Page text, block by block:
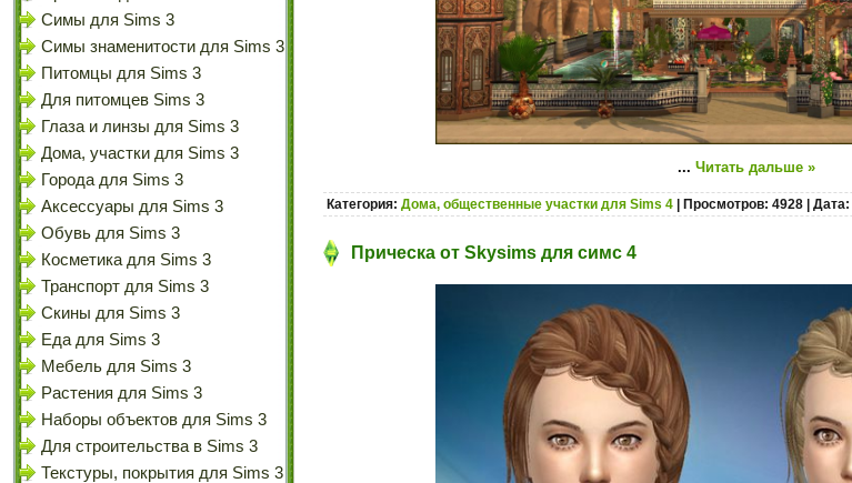
Симы для Sims 3
Симы знаменитости для Sims 3
Питомцы для Sims 3
Для питомцев Sims 3
Глаза и линзы для Sims 3
Дома, участки для Sims 3
Города для Sims 3
Аксессуары для Sims 3
Обувь для Sims 3
Косметика для Sims 3
Транспорт для Sims 3
Скины для Sims 3
Еда для Sims 3
Мебель для Sims 3
Растения для Sims 3
Наборы объектов для Sims 3
Для строительства в Sims 3
Текстуры, покрытия для Sims 3
... Читать дальше »
Категория: Дома, общественные участки для Sims 4 | Просмотров: 4928 | Дата:
Прическа от Skysims для симс 4